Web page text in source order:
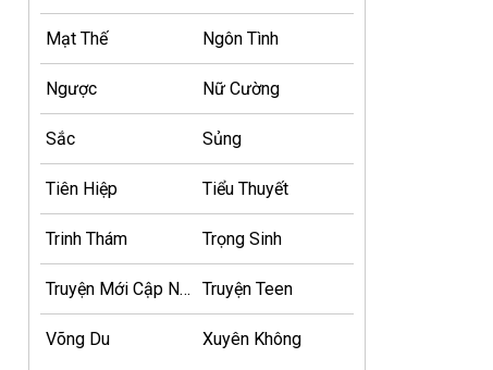
Mạt Thế Ngôn Tình
Ngược Nữ Cường
Sắc Sủng
Tiên Hiệp Tiểu Thuyết
Trinh Thám Trọng Sinh
Truyện Mới Cập Nhật Truyện Teen
Võng Du Xuyên Không